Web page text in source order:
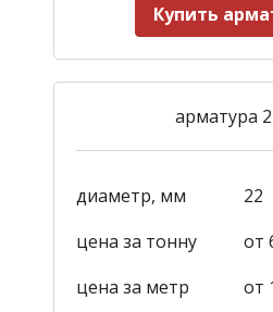
Купить
арматура
диаметр, мм
22
цена за тонну
от
цена за метр
от